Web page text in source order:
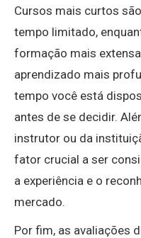
Cursos mais curtos
tempo limitado,
formação mais
aprendizado mais
tempo você está
antes de se decidir.
instrutor ou da
fator crucial a ser
a experiência e o
mercado.
Por fim, as avaliações